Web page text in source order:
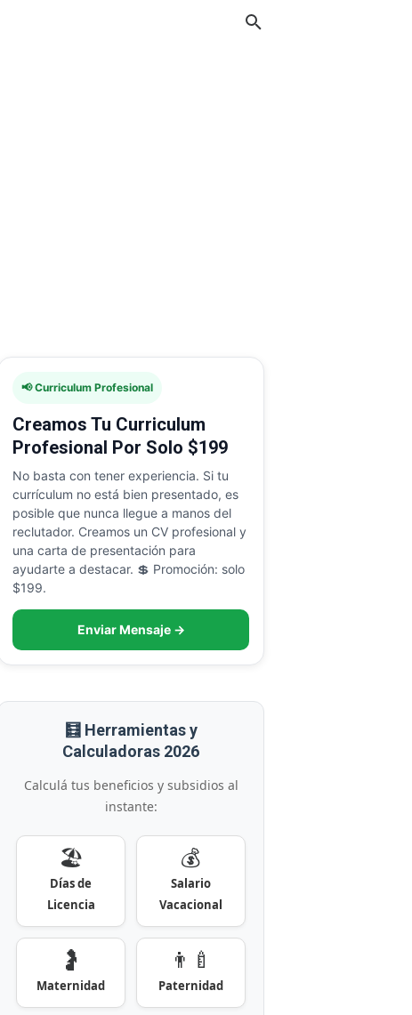
📢 Curriculum Profesional
Creamos Tu Curriculum
Profesional Por Solo $199
No basta con tener experiencia. Si tu
currículum no está bien presentado, es
posible que nunca llegue a manos del
reclutador. Creamos un CV profesional y
una carta de presentación para
ayudarte a destacar. 💲 Promoción: solo
$199.
Enviar Mensaje →
🧮 Herramientas y
Calculadoras 2026
Calculá tus beneficios y subsidios al
instante:
🏖️
Días de
Licencia
💰
Salario
Vacacional
🤰
Maternidad
👨‍🍼
Paternidad